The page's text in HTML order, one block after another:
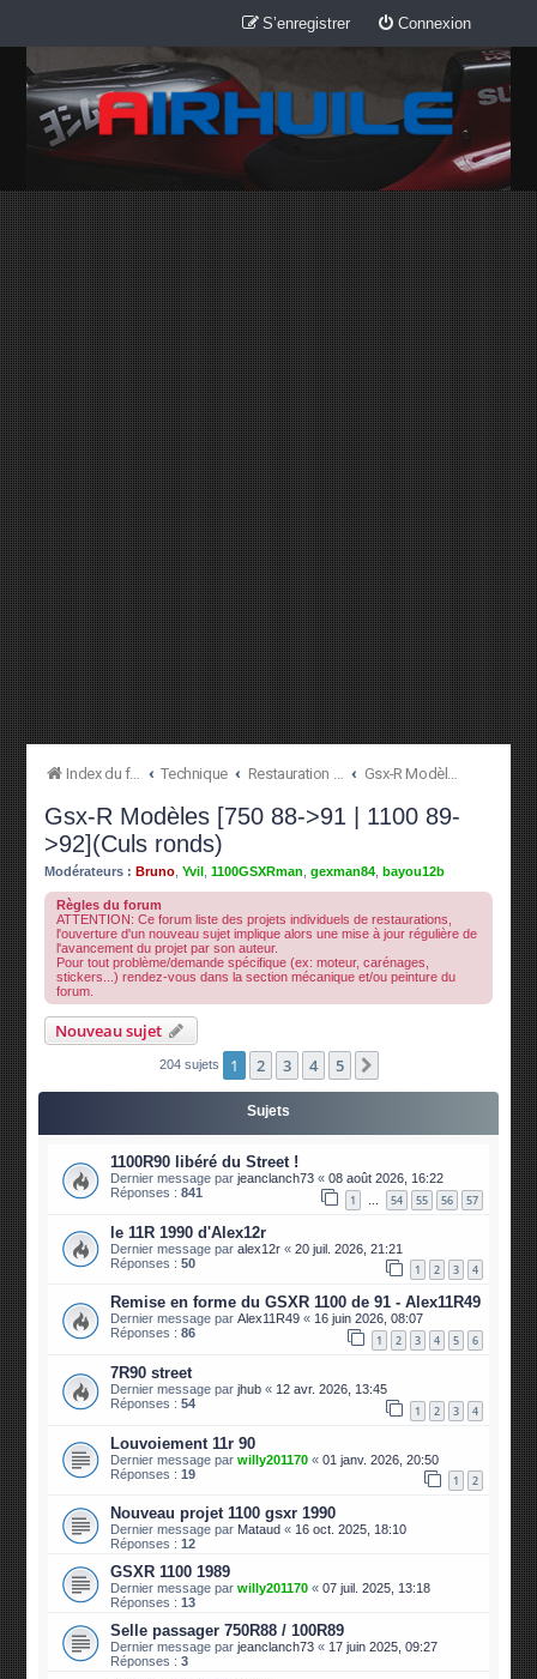
Connexion
S’enregistrer
Index du forum Technique Restauration à l'origine Gsx-R Modèles [750 88->91 | 1100 89->92](Culs ronds)
Gsx-R Modèles [750 88->91 | 1100 89-
>92](Culs ronds)
Modérateurs : Bruno ,Yvil ,1100GSXRman ,gexman84 ,bayou12b
Règles du forum
ATTENTION: Ce forum liste des projets individuels de restaurations,
l'ouverture d'un nouveau sujet implique alors une mise à jour régulière de
l'avancement du projet par son auteur.
Pour tout problème/demande spécifique (ex: moteur, carénages,
stickers...) rendez-vous dans la section mécanique et/ou peinture du
forum.
Nouveau sujet
204 sujets 1 2 3 4 5
Sujets
1100R90 libéré du Street !
Dernier message parjeanclanch73 «08 août 2026, 16:22
Réponses :841 1 … 54 55 56 57
le 11R 1990 d'Alex12r
Dernier message paralex12r «20 juil. 2026, 21:21
Réponses :50 1 2 3 4
Remise en forme du GSXR 1100 de 91 - Alex11R49
Dernier message parAlex11R49 « 16 juin 2026, 08:07
Réponses :86 1 2 3 4 5 6
7R90 street
Dernier message parjhub « 12 avr. 2026, 13:45
Réponses :54 1 2 3 4
Louvoiement 11r 90
Dernier message parwilly201170 «01 janv. 2026, 20:50
Réponses :19 1 2
Nouveau projet 1100 gsxr 1990
Dernier message par Mataud « 16 oct. 2025, 18:10
Réponses :12
GSXR 1100 1989
Dernier message parwilly201170 «07 juil. 2025, 13:18
Réponses :13
Selle passager 750R88 / 100R89
Dernier message parjeanclanch73 « 17 juin 2025, 09:27
Réponses :3